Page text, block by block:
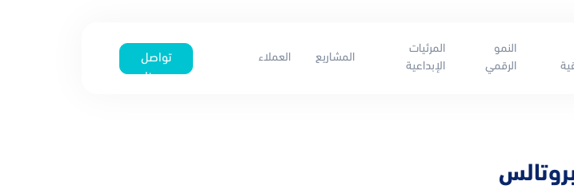
النمو
الرقمي
المرئيات
الإبداعية
المشاريع العملاء
تواصل
معنا